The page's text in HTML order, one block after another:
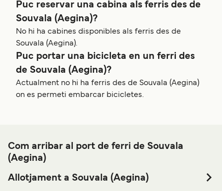
Puc reservar una cabina als ferris des de
Souvala (Aegina)?
No hi ha cabines disponibles als ferris des de
Souvala (Aegina).
Puc portar una bicicleta en un ferri des
de Souvala (Aegina)?
Actualment no hi ha ferris des de Souvala (Aegina)
on es permeti embarcar bicicletes.
Com arribar al port de ferri de Souvala
(Aegina)
Allotjament a Souvala (Aegina)